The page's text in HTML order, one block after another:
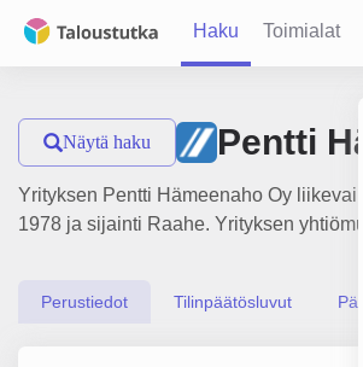
Haku Toimialat
Näytä haku Pentti
Yrityksen Pentti Hämeenaho Oy
1978 ja sijainti Raahe. Yrityksen
Perustiedot Tilinpäätösluvut